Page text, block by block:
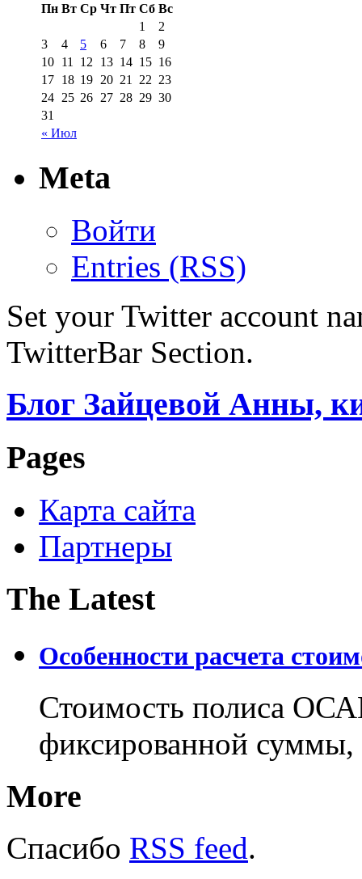
Пн Вт Ср Чт Пт Сб Вс
« Июл
1
2
3
4 5 6 7 8
9
10 11 12 13 14 15 16
17 18 19 20 21 22 23
24 25 26 27 28 29 30
31
Meta
Войти
Entries (RSS)
Set your Twitter account
TwitterBar Section.
Блог Зайцевой Анны,
Pages
Карта сайта
Партнеры
The Latest
Особенности расчета
Стоимость полиса
фиксированной
More
Спасибо RSS feed.